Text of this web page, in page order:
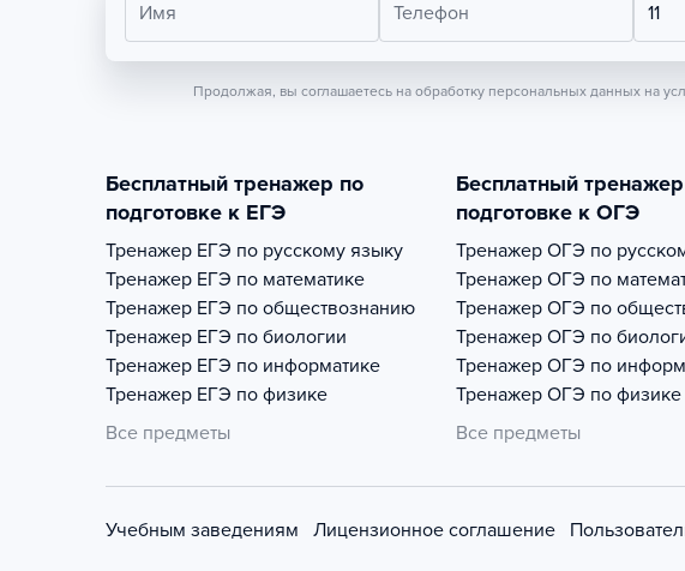
Имя Телефон 11
Продолжая, вы соглашаетесь на обработку персональных данных на
Бесплатный тренажер по
подготовке к ЕГЭ
Тренажер ЕГЭ по русскому языку
Тренажер ЕГЭ по математике
Тренажер ЕГЭ по обществознанию
Тренажер ЕГЭ по биологии
Тренажер ЕГЭ по информатике
Тренажер ЕГЭ по физике
Все предметы
Бесплатный
подготовке к ОГЭ
Тренажер ОГЭ по
Тренажер ОГЭ по
Тренажер ОГЭ по
Тренажер ОГЭ по
Тренажер ОГЭ по
Тренажер ОГЭ по физике
Все предметы
Учебным заведениям Лицензионное соглашение